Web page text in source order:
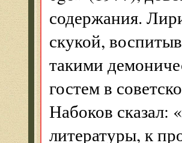
содержания.
скукой,
такими
гостем в
Набоков
литературы, к